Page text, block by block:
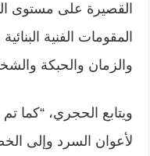
القصيرة على مستوى
المقومات الفنية
والزمان والحبكة
ويتابع الحجري، “كما
لأعوان السرد وإلى